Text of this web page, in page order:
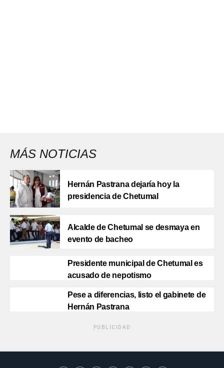
MÁS NOTICIAS
Hernán Pastrana dejaría hoy la
presidencia de Chetumal
Alcalde de Chetumal se desmaya en
evento de bacheo
Presidente municipal de Chetumal es
acusado de nepotismo
Pese a diferencias, listo el gabinete de
Hernán Pastrana
PUBLICIDAD